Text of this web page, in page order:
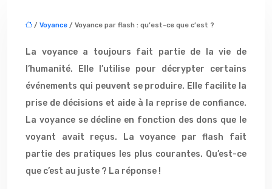
/ Voyance / Voyance par flash : qu’est-ce que c’est ?
La voyance a toujours fait partie de la vie de
l’humanité. Elle l’utilise pour décrypter certains
événements qui peuvent se produire. Elle facilite la
prise de décisions et aide à la reprise de confiance.
La voyance se décline en fonction des dons que le
voyant avait reçus. La voyance par flash fait
partie des pratiques les plus courantes. Qu’est-ce
que c’est au juste ? La réponse !